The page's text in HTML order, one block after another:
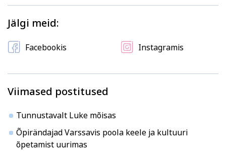
Kodu ja köök
Kultuur ja ühiskond Veebi- ja videoõpe
Jälgi meid:
Facebookis Instagramis
Viimased postitused
Tunnustavalt Luke mõisas
Õpirändajad Varssavis poola keele ja kultuuri
õpetamist uurimas